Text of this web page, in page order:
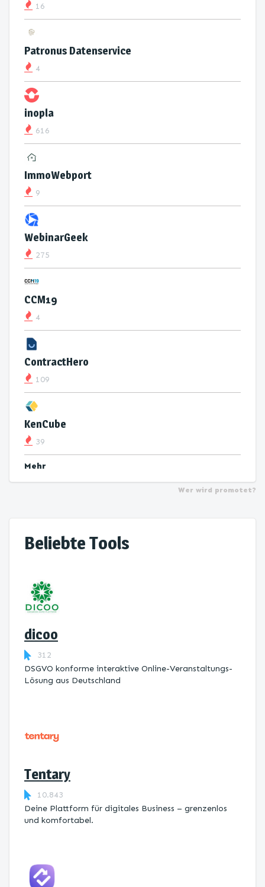
16
Patronus Datenservice
4
inopla
616
ImmoWebport
9
WebinarGeek
275
CCM19
4
ContractHero
109
KenCube
39
Mehr
Wer wird promotet?
Beliebte Tools
dicoo
312
DSGVO konforme interaktive Online-Veranstaltungs-
Lösung aus Deutschland
Tentary
10.843
Deine Plattform für digitales Business – grenzenlos
und komfortabel.